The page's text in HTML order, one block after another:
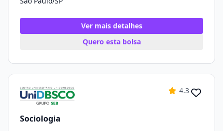
Ver mais detalhes
Quero esta bolsa
4.3
Sociologia